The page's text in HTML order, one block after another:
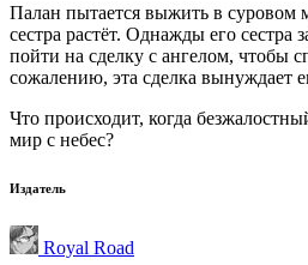
Палан пытается выжить в суровом
сестра растёт. Однажды его сестра
пойти на сделку с ангелом, чтобы
сожалению, эта сделка вынуждает
Что происходит, когда
мир с небес?
Издатель
Royal Road